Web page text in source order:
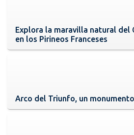
Explora la maravilla natural del
en los Pirineos Franceses
Arco del Triunfo, un